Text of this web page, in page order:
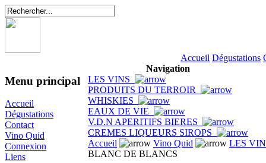
Accueil Dégustations
Menu principal
Accueil
Dégustations
Contact
Vino Quid
Connexion
Liens
Navigation
LES VINS
PRODUITS DU TERROIR
WHISKIES
EAUX DE VIE
V.D.N APERITIFS BIERES
CREMES LIQUEURS SIROPS
Accueil
Vino Quid
LES
BLANC DE BLANCS